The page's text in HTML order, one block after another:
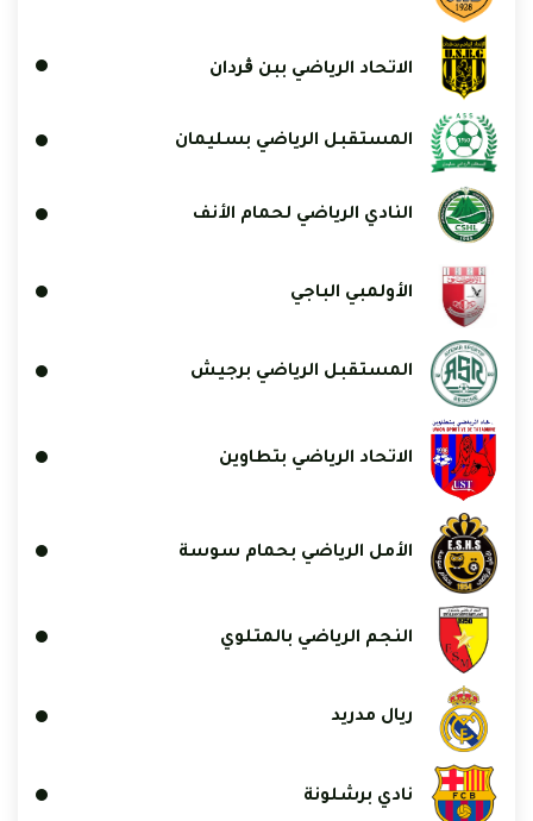
الاتحاد الرياضي ببن ڨردان
المستقبل الرياضي بسليمان
النادي الرياضي لحمام الأنف
الأولمبي الباجي
المستقبل الرياضي برجيش
الاتحاد الرياضي بتطاوين
الأمل الرياضي بحمام سوسة
النجم الرياضي بالمتلوي
ريال مدريد
نادي برشلونة